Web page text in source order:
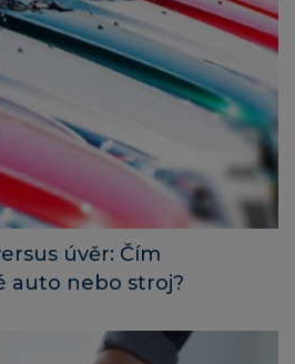
úvěr: Čím
auto nebo stroj?